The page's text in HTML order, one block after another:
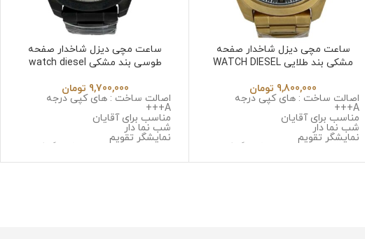
ساعت مچی دیزل شاخدار صفحه
مشکی بند طلایی WATCH DIESEL
9,800,000 تومان
اصالت ساخت : های کپی درجه
A+++
مناسب برای آقایان
شب نما دار
نمایشگر تقویم
نوع موتور : سه موتوره کرنوگراف
جنس قاب : استینلس استیل ضد
ساعت مچی دیزل شاخدار صفحه
طوسی بند مشکی watch diesel
9,700,000 تومان
اصالت ساخت : های کپی درجه
A+++
مناسب برای آقایان
شب نما دار
نمایشگر تقویم
نوع موتور : سه موتوره کرنوگراف
جنس قاب : استینلس استیل ضد